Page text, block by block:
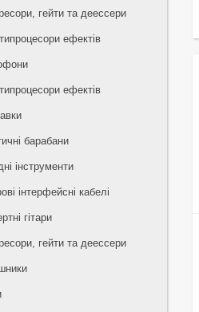
гейти та деессери
ефектів
ефектів
барабани
інструменти
інтерфейсні кабелі
гітари
гейти та деессери